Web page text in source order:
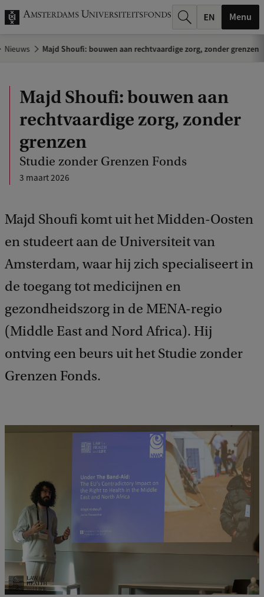
k
.
Menu
Nieuws Majd Shoufi: bouwen aan rechtvaardige zorg, zonder grenzen
Majd Shoufi: bouwen aan
rechtvaardige zorg, zonder
grenzen
Studie zonder Grenzen Fonds
3 maart 2026
Majd Shoufi komt uit het Midden-Oosten
en studeert aan de Universiteit van
Amsterdam, waar hij zich specialiseert in
de toegang tot medicijnen en
gezondheidszorg in de MENA-regio
(Middle East and Nord Africa). Hij
ontving een beurs uit het Studie zonder
Grenzen Fonds.